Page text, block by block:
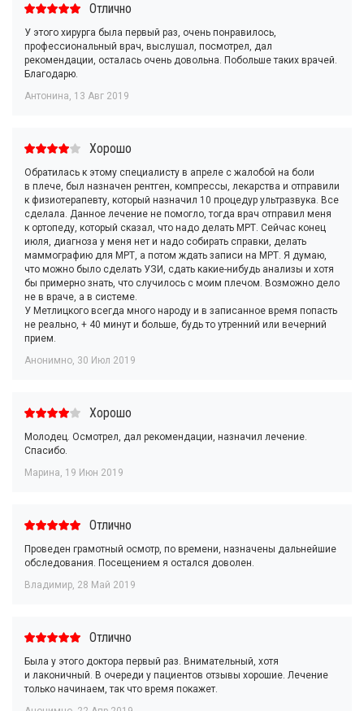
Отлично
У этого хирурга была первый раз, очень понравилось,
профессиональный врач, выслушал, посмотрел, дал
рекомендации, осталась очень довольна. Побольше таких врачей.
Благодарю.
Антонина, 13 Авг 2019
Хорошо
Обратилась к этому специалисту в апреле с жалобой на боли
в плече, был назначен рентген, компрессы, лекарства и отправили
к физиотерапевту, который назначил 10 процедур ультразвука. Все
сделала. Данное лечение не помогло, тогда врач отправил меня
к ортопеду, который сказал, что надо делать МРТ. Сейчас конец
июля, диагноза у меня нет и надо собирать справки, делать
маммографию для МРТ, а потом ждать записи на МРТ. Я думаю,
что можно было сделать УЗИ, сдать какие-нибудь анализы и хотя
бы примерно знать, что случилось с моим плечом. Возможно дело
не в враче, а в системе.
У Метлицкого всегда много народу и в записанное время попасть
не реально, + 40 минут и больше, будь то утренний или вечерний
прием.
Анонимно, 30 Июл 2019
Хорошо
Молодец. Осмотрел, дал рекомендации, назначил лечение.
Спасибо.
Марина, 19 Июн 2019
Отлично
Проведен грамотный осмотр, по времени, назначены дальнейшие
обследования. Посещением я остался доволен.
Владимир, 28 Май 2019
Отлично
Была у этого доктора первый раз. Внимательный, хотя
и лаконичный. В очереди у пациентов отзывы хорошие. Лечение
только начинаем, так что время покажет.